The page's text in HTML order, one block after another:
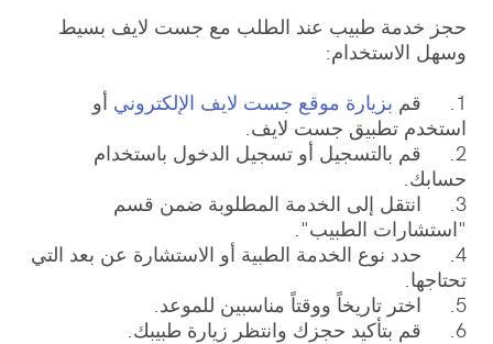
حجز خدمة طبيب عند الطلب مع جست لايف بسيط
وسهل الاستخدام:
1. قم
بزيارة موقع جست لايف الإلكتروني أو
استخدم تطبيق جست لايف.
2. قم بالتسجيل أو تسجيل الدخول باستخدام
حسابك.
3. انتقل إلى الخدمة المطلوبة ضمن قسم
"استشارات الطبيب".
4. حدد نوع الخدمة الطبية أو الاستشارة عن بعد التي
تحتاجها.
5. اختر تاريخاً ووقتاً مناسبين للموعد.
6. قم بتأكيد حجزك وانتظر زيارة طبيبك.